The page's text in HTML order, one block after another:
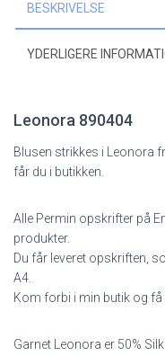
BESKRIVELSE
YDERLIGERE
Leonora 890404
Blusen strikkes i Leonora
får du i butikken.
Alle Permin opskrifter på
produkter.
Du får leveret opskriften,
A4.
Kom forbi i min butik og få
Garnet Leonora er 50%